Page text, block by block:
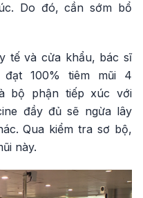
Do đó, cần sớm bổ
tế và cửa khẩu, bác sĩ
100% tiêm mũi 4
bộ phận tiếp xúc với
đầy đủ sẽ ngừa lây
Qua kiểm tra sơ bộ,
này.